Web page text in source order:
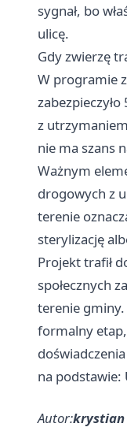
sygnał, bo
ulicę.
Gdy zwierzę
W programie
z
nie ma szans
Ważnym
drogowych z
terenie
sterylizację
Projekt trafił
społecznych
terenie gminy.
formalny
na podstawie:
Autor:krystian